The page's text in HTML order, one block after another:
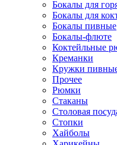
Бокалы для
Бокалы для
Бокалы пивные
Бокалы-флюте
Коктейльные
Креманки
Кружки
Прочее
Рюмки
Стаканы
Столовая
Стопки
Хайболы